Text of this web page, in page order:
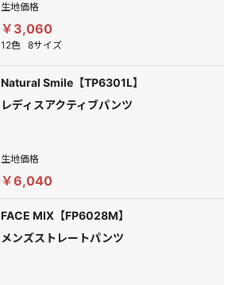
生地価格
￥3,060
12色 8サイズ
Natural Smile【TP6301L】
レディスアクティブパンツ
生地価格
￥6,040
FACE MIX【FP6028M】
メンズストレートパンツ